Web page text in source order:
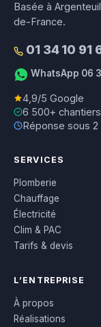
Basée à
de-France.
01 34 10 91
WhatsApp 06
4,9/5 Google
6 500+ chantiers
Réponse sous 2
SERVICES
Plomberie
Chauffage
Électricité
Clim & PAC
Tarifs & devis
L’ENTREPRISE
À propos
Réalisations